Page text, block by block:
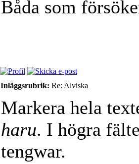
Båda som
Inläggsrubrik: Re: Alviska
Markera hela
haru. I högra
tengwar.